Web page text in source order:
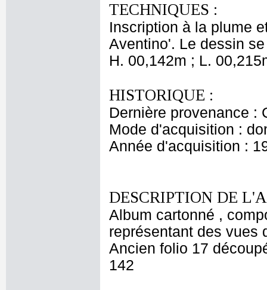
TECHNIQUES :
Inscription à la plume
Aventino'. Le dessin
H. 00,142m ; L.
HISTORIQUE :
Dernière provenance :
Mode d'acquisition :
Année d'acquisition :
DESCRIPTION DE
Album cartonné ,
représentant des vues
Ancien folio 17
142